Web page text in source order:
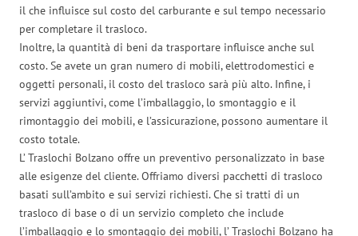
il che influisce sul costo del carburante e sul tempo necessario
per completare il trasloco.
Inoltre, la quantità di beni da trasportare influisce anche sul
costo. Se avete un gran numero di mobili, elettrodomestici e
oggetti personali, il costo del trasloco sarà più alto. Infine, i
servizi aggiuntivi, come l’imballaggio, lo smontaggio e il
rimontaggio dei mobili, e l’assicurazione, possono aumentare il
costo totale.
L’ Traslochi Bolzano offre un preventivo personalizzato in base
alle esigenze del cliente. Offriamo diversi pacchetti di trasloco
basati sull’ambito e sui servizi richiesti. Che si tratti di un
trasloco di base o di un servizio completo che include
l’imballaggio e lo smontaggio dei mobili, l’ Traslochi Bolzano ha